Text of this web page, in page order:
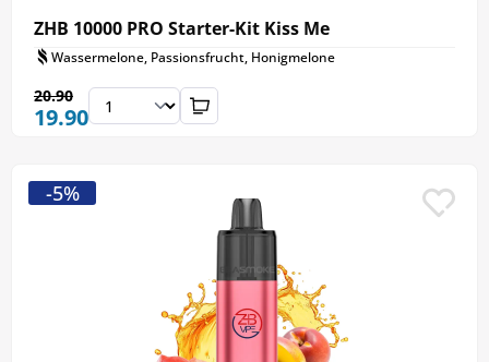
ZHB 10000 PRO Starter-Kit Kiss Me
Wassermelone, Passionsfrucht, Honigmelone
19.90
20.90
-5%